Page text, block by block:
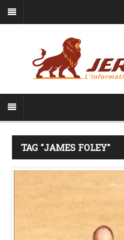
TAG "JAMES FOLEY"